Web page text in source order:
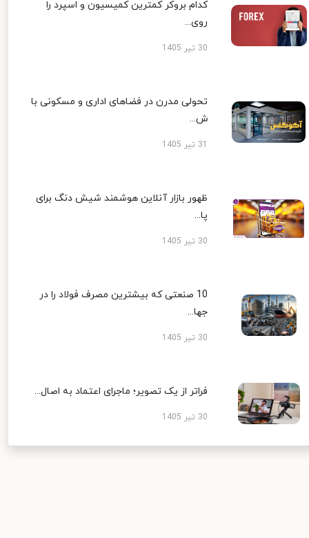
کدام بروکر کمترین کمیسیون و اسپرد را
روی...
30 تیر 1405
تحولی مدرن در فضاهای اداری و مسکونی با
ش...
ظهور بازار آنلاین هوشمند شیش دنگ برای
پا...
30 تیر 1405
10 صنعتی که بیشترین مصرف فولاد را در
جها...
30 تیر 1405
فراتر از یک تصویر؛ ماجرای اعتماد به اصال...
30 تیر 1405